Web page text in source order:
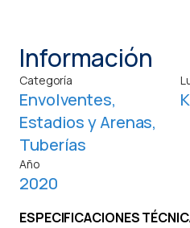
Información
Categoría
Envolventes,
Estadios y Arenas,
Tuberías
Año
2020
ESPECIFICACIONES